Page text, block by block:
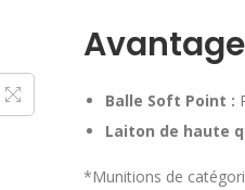
Balle Soft Point :
Laiton de haute
*Munitions de